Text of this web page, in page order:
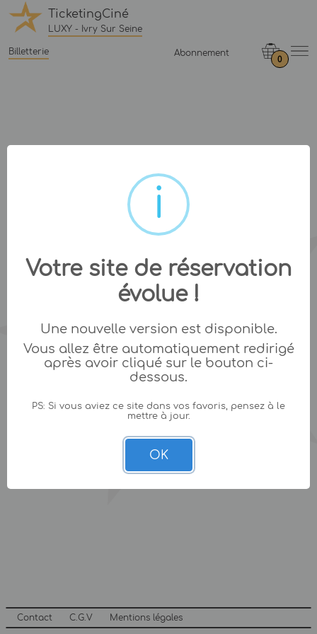
TicketingCiné
LUXY - Ivry Sur Seine
Billetterie Abonnement
0
Contact C.G.V Mentions légales
Votre site de réservation
évolue !
Une nouvelle version est disponible.
Vous allez être automatiquement redirigé
après avoir cliqué sur le bouton ci-
dessous.
PS: Si vous aviez ce site dans vos favoris, pensez à le
mettre à jour.
OK